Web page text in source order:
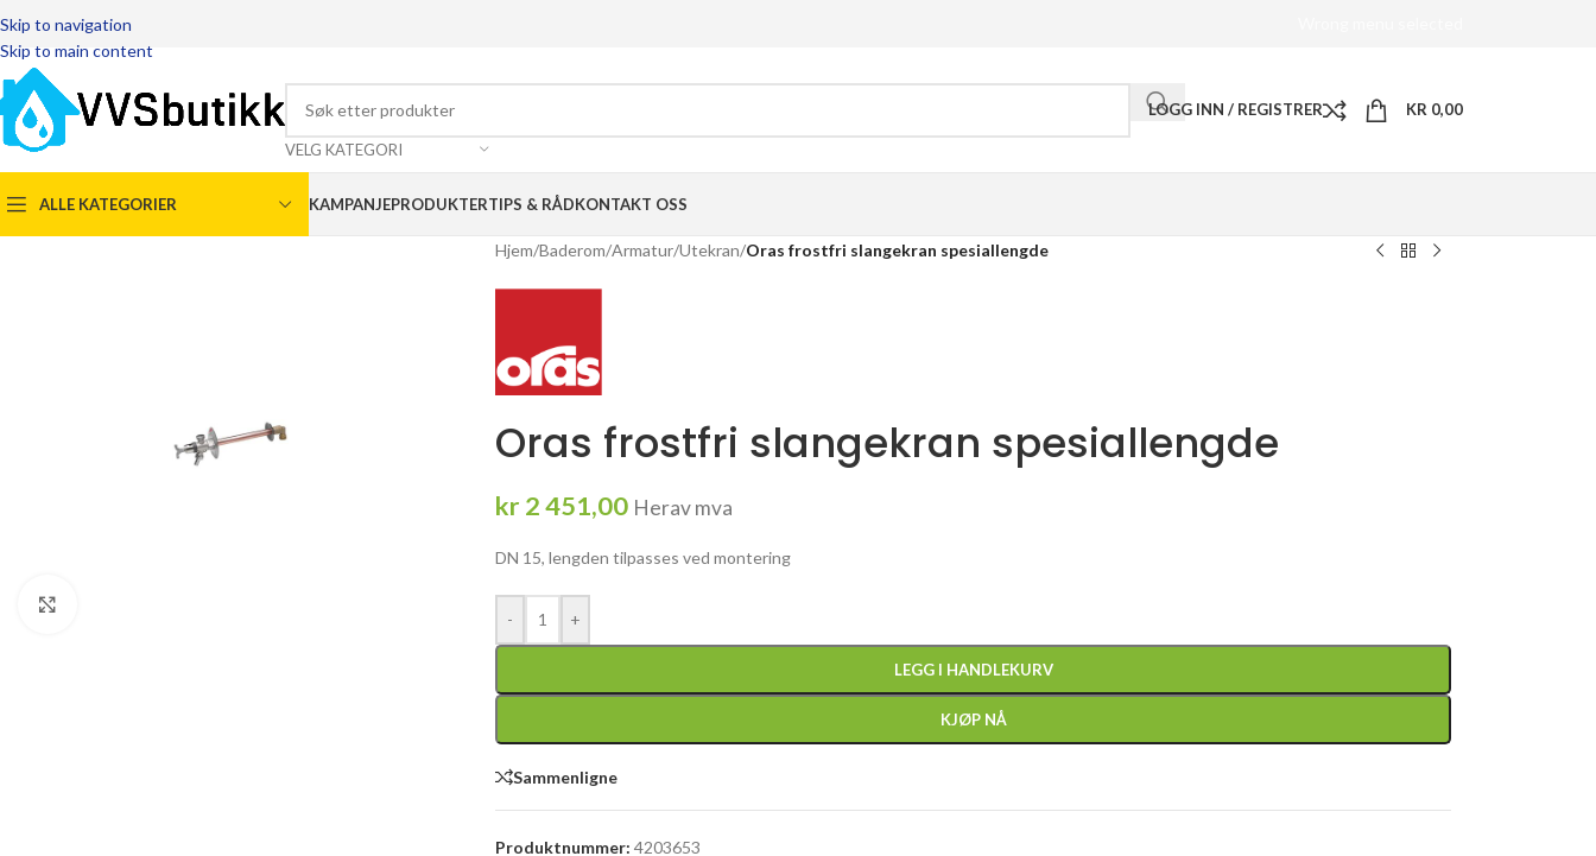
Skip to navigation
Skip to main content
VELG KATEGORI
LOGG INN / REGISTRER KR 0,00
ALLE KATEGORIER KAMPANJEPRODUKTERTIPS & RÅDKONTAKT OSS
Hjem/Baderom/Armatur/Utekran/Oras frostfri slangekran spesiallengde
Oras frostfri slangekran spesiallengde
kr 2 451,00 Herav mva
DN 15, lengden tilpasses ved montering
- +
LEGG I HANDLEKURV
KJØP NÅ
Sammenligne
Produktnummer:4203653